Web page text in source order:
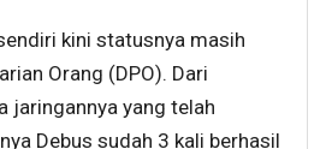
kini statusnya masih
Orang (DPO). Dari
jaringannya yang telah
Debus sudah 3 kali berhasil